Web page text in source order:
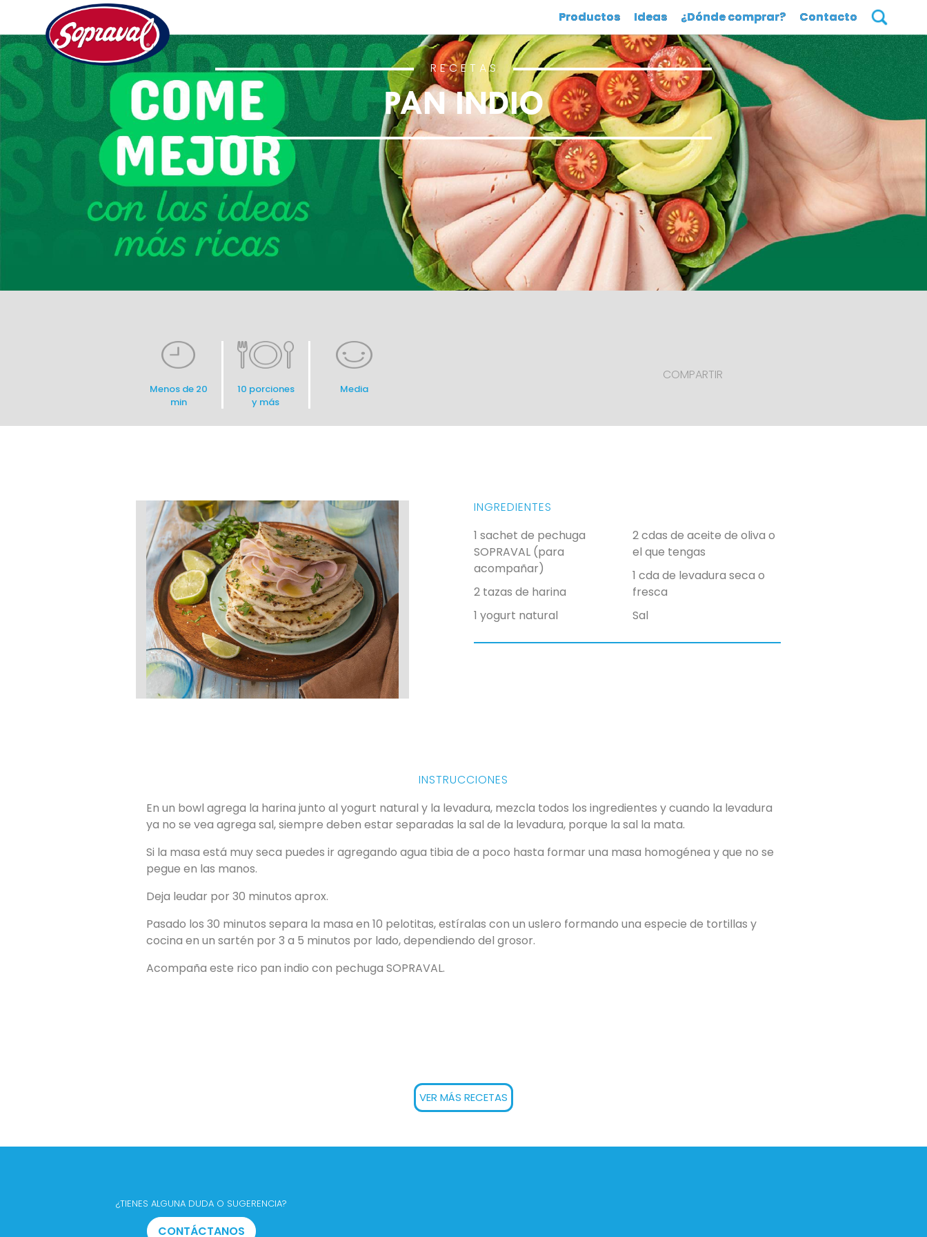
Productos Ideas ¿Dónde comprar? Contacto
RECETAS
PAN INDIO
Menos de 20
min
10 porciones
y más
Media
COMPARTIR
INGREDIENTES
1 sachet de pechuga
SOPRAVAL (para
acompañar)
2 tazas de harina
1 yogurt natural
2 cdas de aceite de oliva o
el que tengas
1 cda de levadura seca o
fresca
Sal
INSTRUCCIONES
En un bowl agrega la harina junto al yogurt natural y la levadura, mezcla todos los ingredientes y cuando la levadura
ya no se vea agrega sal, siempre deben estar separadas la sal de la levadura, porque la sal la mata.
Si la masa está muy seca puedes ir agregando agua tibia de a poco hasta formar una masa homogénea y que no se
pegue en las manos.
Deja leudar por 30 minutos aprox.
Pasado los 30 minutos separa la masa en 10 pelotitas, estíralas con un uslero formando una especie de tortillas y
cocina en un sartén por 3 a 5 minutos por lado, dependiendo del grosor.
Acompaña este rico pan indio con pechuga SOPRAVAL.
VER MÁS RECETAS
¿TIENES ALGUNA DUDA O SUGERENCIA?
CONTÁCTANOS